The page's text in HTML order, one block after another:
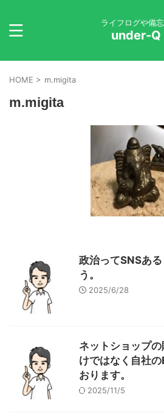
ライフログや備
under-Q
HOME > m.migita
m.migita
政治ってSNSあ
う。
2025/6/28
ネットショップ
けではなく自社
おります。
2025/11/5